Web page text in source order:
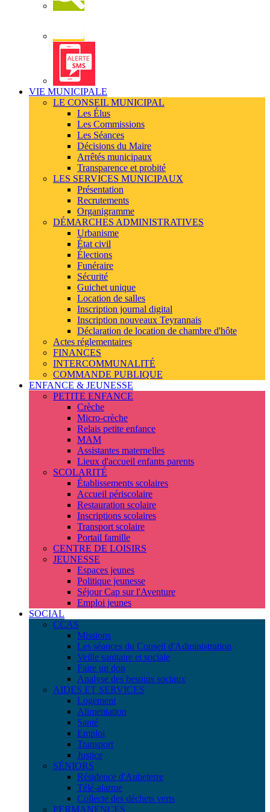
Alerte
SMS
VIE MUNICIPALE
LE CONSEIL MUNICIPAL
Les Élus
Les Commissions
Les Séances
Décisions du Maire
Arrêtés municipaux
Transparence et probité
LES SERVICES MUNICIPAUX
Présentation
Recrutements
Organigramme
DÉMARCHES ADMINISTRATIVES
Urbanisme
État civil
Élections
Funéraire
Sécurité
Guichet unique
Location de salles
Inscription journal digital
Inscription nouveaux Teyrannais
Déclaration de location de chambre d'hôte
Actes réglementaires
FINANCES
INTERCOMMUNALITÉ
COMMANDE PUBLIQUE
ENFANCE & JEUNESSE
PETITE ENFANCE
Crèche
Micro-crèche
Relais petite enfance
MAM
Assistantes maternelles
Lieux d'accueil enfants parents
SCOLARITÉ
Établissements scolaires
Accueil périscolaire
Restauration scolaire
Inscriptions scolaires
Transport scolaire
Portail famille
CENTRE DE LOISIRS
JEUNESSE
Espaces jeunes
Politique jeunesse
Séjour Cap sur l'Aventure
Emploi jeunes
SOCIAL
CCAS
Missions
Les séances du Conseil d'Administration
Veille sanitaire et sociale
Faire un don
Analyse des besoins sociaux
AIDES ET SERVICES
Logement
Alimentation
Santé
Emploi
Transport
Justice
SÉNIORS
Résidence d'Aubeterre
Télé-alarme
Collecte des déchets verts
PERMANENCES